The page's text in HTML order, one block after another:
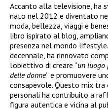
Accanto alla televisione, ha
nato nel 2012 e diventato
moda, bellezza, viaggi e
libro ispirato al blog,
presenza nel mondo
decennale, ha rinnovato
l’obiettivo di creare “un luogo
delle donne” e promuovere
consapevole. Questo mix
personali ha contribuito a
figura autentica e vicina al